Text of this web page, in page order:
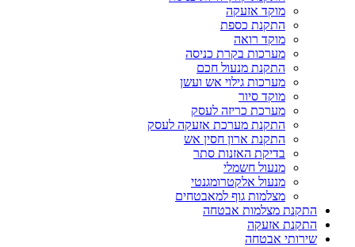
מוקד אזעקה
התקנת כספת
מוקד רואה
מערכות בקרת כניסה
התקנת מנעול חכם
מערכות גילוי אש ועשן
מוקד סיור
מערכת כריזה לעסק
התקנת מערכת אזעקה לעסק
התקנת ארון חסין אש
בדיקת האזנות סתר
מנעול חשמלי
מנעול אלקטרומגנטי
מצלמות גוף למאבטחים
התקנת מצלמות אבטחה
התקנת אזעקה
שירותי אבטחה